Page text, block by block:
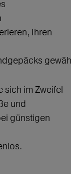
Ihren
sich im Zweifel
und
günstigen